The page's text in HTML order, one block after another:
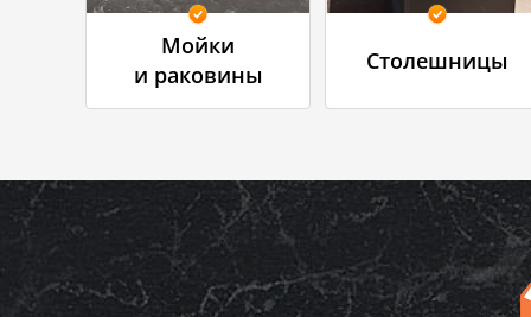
Мойки
и раковины
Столешницы